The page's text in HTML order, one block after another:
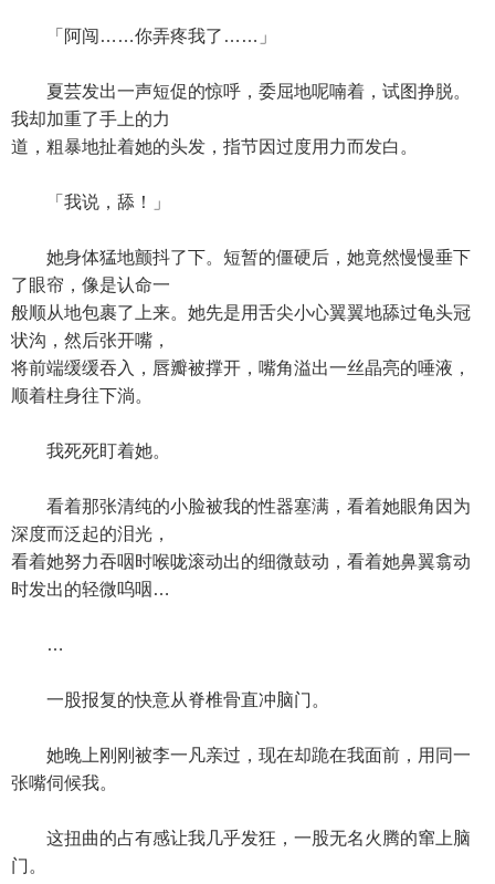
「阿闯……你弄疼我了……」
夏芸发出一声短促的惊呼，委屈地呢喃着，试图挣脱。
我却加重了手上的力
道，粗暴地扯着她的头发，指节因过度用力而发白。
「我说，舔！」
她身体猛地颤抖了下。短暂的僵硬后，她竟然慢慢垂下
了眼帘，像是认命一
般顺从地包裹了上来。她先是用舌尖小心翼翼地舔过龟头冠
状沟，然后张开嘴，
将前端缓缓吞入，唇瓣被撑开，嘴角溢出一丝晶亮的唾液，
顺着柱身往下淌。
我死死盯着她。
看着那张清纯的小脸被我的性器塞满，看着她眼角因为
深度而泛起的泪光，
看着她努力吞咽时喉咙滚动出的细微鼓动，看着她鼻翼翕动
时发出的轻微呜咽…
…
一股报复的快意从脊椎骨直冲脑门。
她晚上刚刚被李一凡亲过，现在却跪在我面前，用同一
张嘴伺候我。
这扭曲的占有感让我几乎发狂，一股无名火腾的窜上脑
门。